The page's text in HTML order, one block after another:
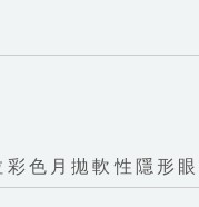
彩色月拋軟性隱形眼